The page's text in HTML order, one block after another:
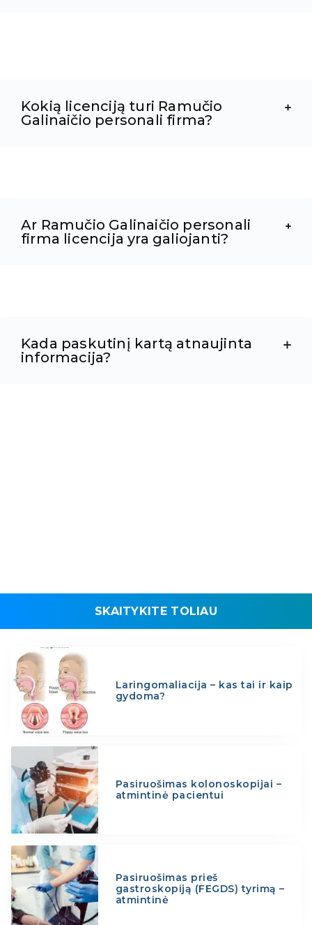
Kokią licenciją turi Ramučio
Galinaičio personali firma?
Ar Ramučio Galinaičio personali
firma licencija yra galiojanti?
Kada paskutinį kartą atnaujinta
informacija?
SKAITYKITE TOLIAU
Laringomaliacija – kas tai ir kaip
gydoma?
Pasiruošimas kolonoskopijai –
atmintinė pacientui
Pasiruošimas prieš
gastroskopiją (FEGDS) tyrimą –
atmintinė